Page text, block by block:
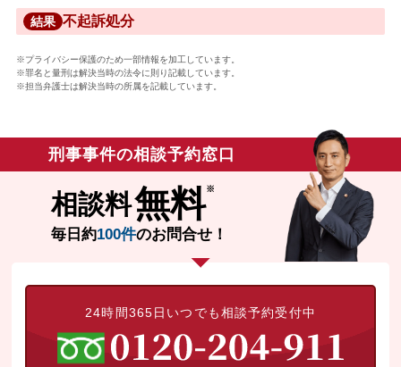
結果 不起訴処分
※プライバシー保護のため一部情報を加工しています。
※罪名と量刑は解決当時の法令に則り記載しています。
※担当弁護士は解決当時の所属を記載しています。
刑事事件の相談予約窓口
相談料無料
毎日約100件のお問合せ！
24時間365日いつでも相談予約受付中